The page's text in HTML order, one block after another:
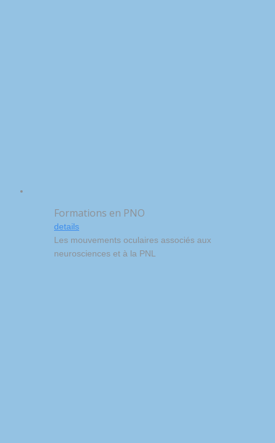
Formations en PNO
details
Les mouvements oculaires associés aux
neurosciences et à la PNL